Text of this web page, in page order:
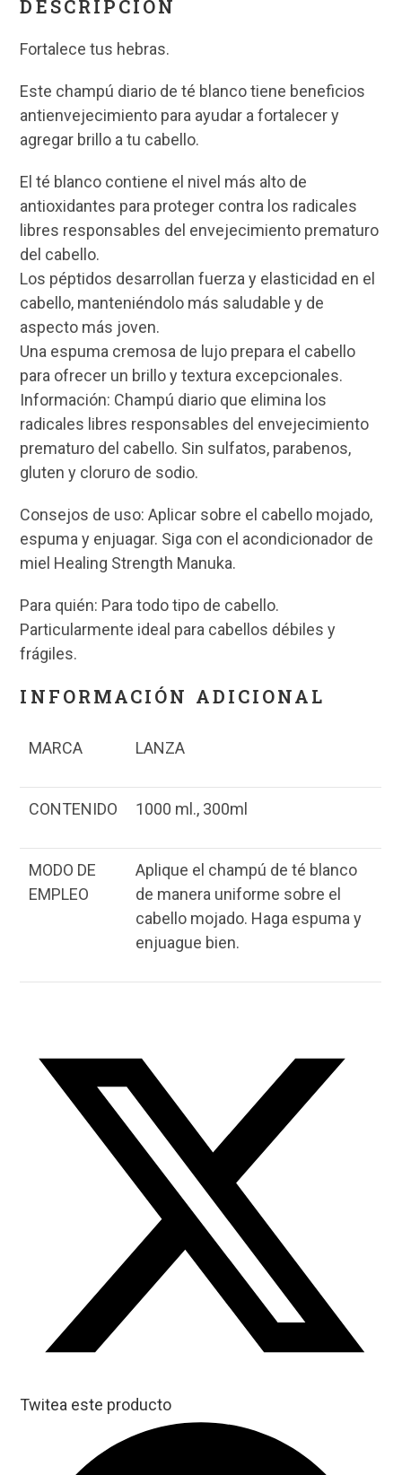
DESCRIPCIÓN
Fortalece tus hebras.
Este champú diario de té blanco tiene beneficios
antienvejecimiento para ayudar a fortalecer y
agregar brillo a tu cabello.
El té blanco contiene el nivel más alto de
antioxidantes para proteger contra los radicales
libres responsables del envejecimiento prematuro
del cabello.
Los péptidos desarrollan fuerza y elasticidad en el
cabello, manteniéndolo más saludable y de
aspecto más joven.
Una espuma cremosa de lujo prepara el cabello
para ofrecer un brillo y textura excepcionales.
Información: Champú diario que elimina los
radicales libres responsables del envejecimiento
prematuro del cabello. Sin sulfatos, parabenos,
gluten y cloruro de sodio.
Consejos de uso: Aplicar sobre el cabello mojado,
espuma y enjuagar. Siga con el acondicionador de
miel Healing Strength Manuka.
Para quién: Para todo tipo de cabello.
Particularmente ideal para cabellos débiles y
frágiles.
INFORMACIÓN ADICIONAL
MARCA LANZA
CONTENIDO 1000 ml., 300ml
MODO DE
EMPLEO
Aplique el champú de té blanco
de manera uniforme sobre el
cabello mojado. Haga espuma y
enjuague bien.
Twitea este producto